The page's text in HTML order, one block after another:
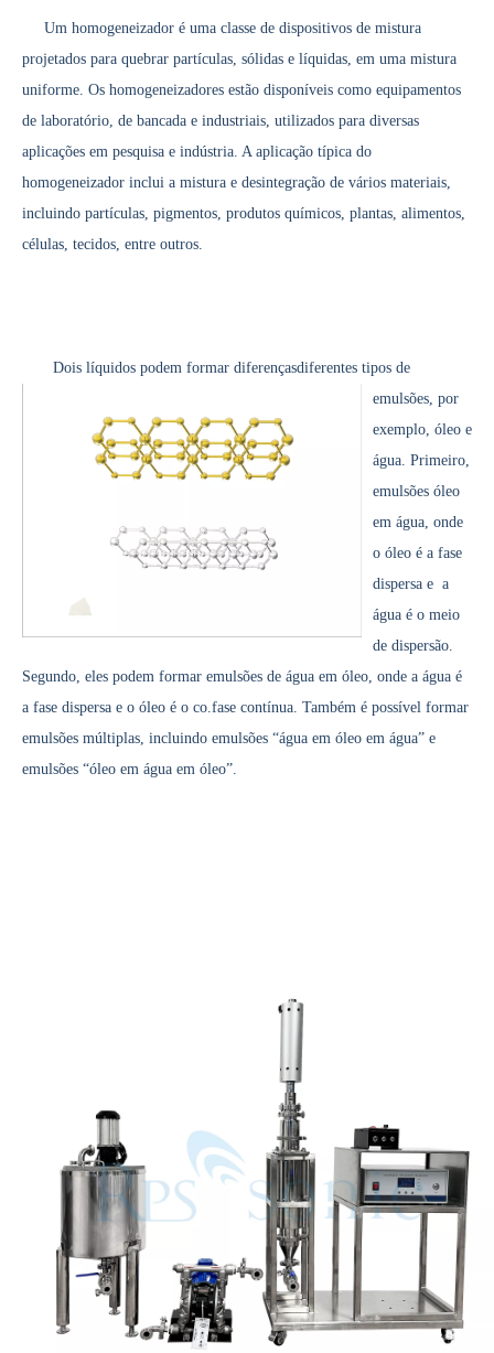
A aplicação de ultrassônica na indústria de costura reflete
Tecnologia de esterilização e inativação ultrassônica
Estudo sobre inativação de esporos bacterianos por tecnologia ultrassônica
Atualmente, a pesquisa sobre a extração de antioxidantes e
Um homogeneizador é uma classe de dispositivos de mistura
projetados para quebrar partículas, sólidas e líquidas, em uma mistura
uniforme. Os homogeneizadores estão disponíveis como equipamentos
de laboratório, de bancada e industriais, utilizados para diversas
aplicações em pesquisa e indústria. A aplicação típica do
homogeneizador inclui a mistura e desintegração de vários materiais,
incluindo partículas, pigmentos, produtos químicos, plantas, alimentos,
células, tecidos, entre outros.
Dois líquidos podem formar diferençasdiferentes tipos de
emulsões, por
exemplo, óleo e
água. Primeiro,
emulsões óleo
em água, onde
o óleo é a fase
dispersa e a
água é o meio
de dispersão.
Segundo, eles podem formar emulsões de água em óleo, onde a água é
a fase dispersa e o óleo é o co.fase contínua. Também é possível formar
emulsões múltiplas, incluindo emulsões “água em óleo em água” e
emulsões “óleo em água em óleo”.